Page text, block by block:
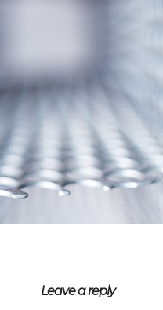
Leave a reply